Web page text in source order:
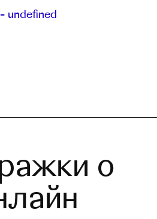
undefined
о